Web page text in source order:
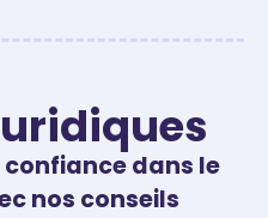
dans le
nos conseils